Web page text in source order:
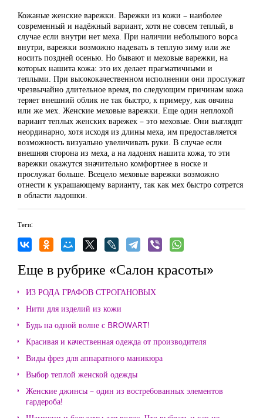
Кожаные женские варежки. Варежки из кожи – наиболее
современный и надёжный вариант, хотя не совсем теплый, в
случае если внутри нет меха. При наличии небольшого ворса
внутри, варежки возможно надевать в теплую зиму или же
носить поздней осенью. Но бывают и меховые варежки, на
которых нашита кожа: это их делает прагматичными и
теплыми. При высококачественном исполнении они прослужат
чрезвычайно длительное время, по следующим причинам кожа
теряет внешний облик не так быстро, к примеру, как овчина
или же мех. Женские меховые варежки. Еще один неплохой
вариант теплых женских варежек – это меховые. Они выглядят
неординарно, хотя исходя из длины меха, им предоставляется
возможность визуально увеличивать руки. В случае если
внешняя сторона из меха, а на ладонях нашита кожа, то эти
варежки окажутся значительно комфортнее в носке и
прослужат больше. Всецело меховые варежки возможно
отнести к украшающему варианту, так как мех быстро сотрется
в области ладошки.
Теги:
Еще в рубрике «Салон красоты»
ИЗ РОДА ГРАФОВ СТРОГАНОВЫХ
Нити для изделий из кожи
Будь на одной волне с BROWART!
Красивая и качественная одежда от производителя
Виды фрез для аппаратного маникюра
Выбор теплой женской одежды
Женские джинсы – один из востребованных элементов
гардероба!